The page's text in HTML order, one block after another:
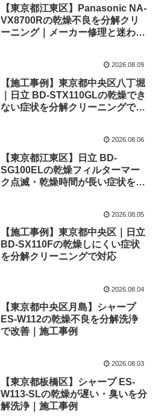
【東京都江東区】Panasonic NA-
VX8700Rの乾燥不良を分解クリ
ーニング｜メーカー修理と迷われ
2026.08.09
【施工事例】東京都中央区八丁堀
｜日立 BD-STX110GLの乾燥でき
ない症状を分解クリーニングで対
2026.08.06
【東京都江東区】日立 BD-
SG100ELの乾燥フィルターマー
ク点滅・乾燥時間が長い症状を分
2026.08.05
【施工事例】東京都中央区｜日立
BD-SX110Fの乾燥しにくい症状
を分解クリーニングで対応
2026.08.04
【東京都中央区月島】シャープ
ES-W112の乾燥不良を分解洗浄
で改善｜施工事例
2026.08.03
【東京都板橋区】シャープ ES-
W113-SLの乾燥が遅い・臭いを分
解洗浄｜施工事例